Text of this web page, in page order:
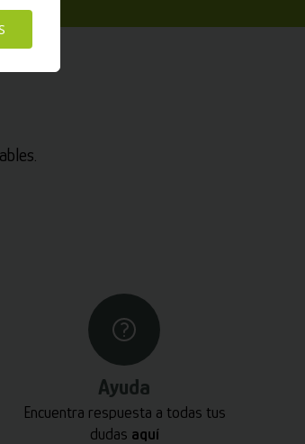
Ayuda
Encuentra respuesta a todas tus
dudas aquí